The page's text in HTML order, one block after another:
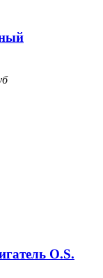
O.S.